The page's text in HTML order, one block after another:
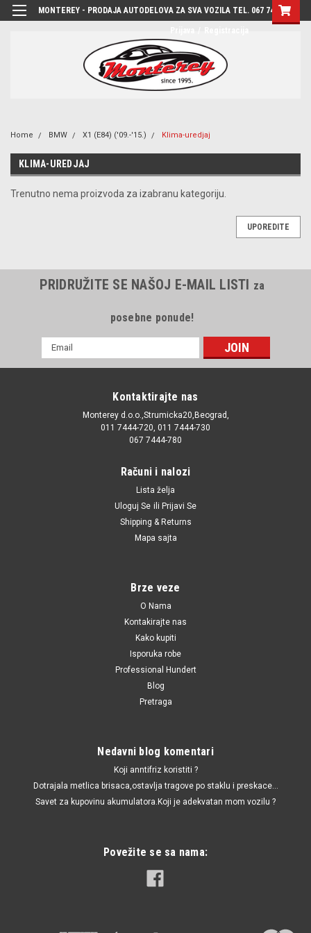
MONTEREY - PRODAJA AUTODELOVA ZA SVA VOZILA TEL. 067 7444-780
Home BMW X1 (E84) ('09.-'15.) Klima-uredjaj
KLIMA-UREDJAJ
Trenutno nema proizvoda za izabranu kategoriju.
UPOREDITE
PRIDRUŽITE SE NAŠOJ E-MAIL LISTI za
posebne ponude!
mail
Kontaktirajte nas
Monterey d.o.o.,Strumicka20,Beograd,
011 7444-720, 011 7444-730
067 7444-780
Računi i nalozi
Lista želja
Uloguj Se ili Prijavi Se
Shipping & Returns
Mapa sajta
Brze veze
O Nama
Kontakirajte nas
Kako kupiti
Isporuka robe
Professional Hundert
Blog
Pretraga
Nedavni blog komentari
Koji anntifriz koristiti ?
Dotrajala metlica brisaca,ostavlja tragove po staklu i preskace...
Savet za kupovinu akumulatora.Koji je adekvatan mom vozilu ?
Povežite se sa nama: